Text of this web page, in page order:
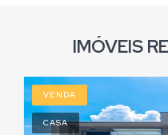
IMÓVEIS
VENDA
CASA